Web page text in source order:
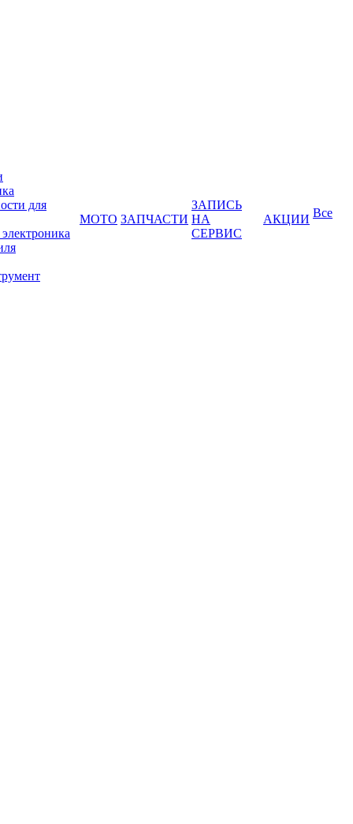
для
МОТО ЗАПЧАСТИ
ЗАПИСЬ
НА
СЕРВИС
АКЦИИ Все